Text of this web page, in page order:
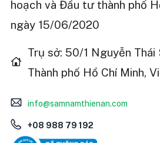
hoạch và Đầu tư thành phố
ngày 15/06/2020
Trụ sở: 50/1 Nguyễn Thái
Thành phố Hồ Chí Minh,
info@samnamthienan.com
+08 988 79 192